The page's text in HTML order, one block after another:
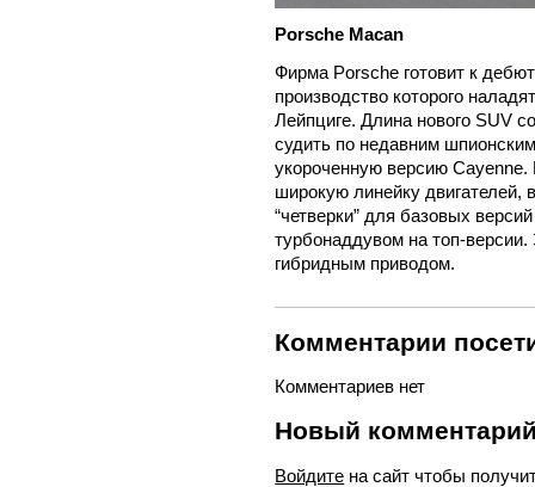
Porsche Macan
Фирма Porsche готовит к
производство которого
Лейпциге. Длина нового SUV
судить по недавним
укороченную версию
широкую линейку двигателей,
“четверки” для базовых
турбонаддувом на топ-
гибридным приводом.
Комментарии
Комментариев нет
Новый
Войдите на сайт чтобы